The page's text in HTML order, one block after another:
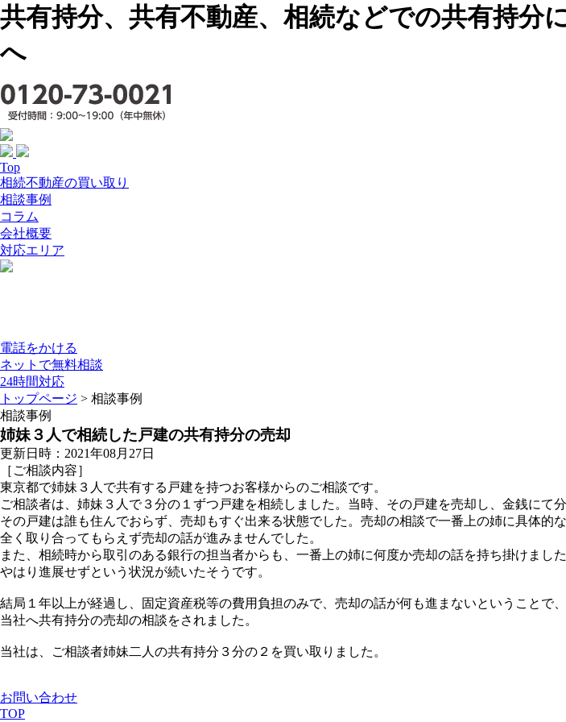
共有持分、共有不動産、相続などでの共有持分
へ
Top
相続不動産の買い取り
相談事例
コラム
会社概要
対応エリア
電話をかける
ネットで無料相談
24時間対応
トップページ > 相談事例
相談事例
姉妹３人で相続した戸建の共有持分の売却
更新日時：2021年08月27日
［ご相談内容］
東京都で姉妹３人で共有する戸建を持つお客様からのご相談です。
ご相談者は、姉妹３人で３分の１ずつ戸建を相続しました。当時、その戸建を売却し、金銭にて
その戸建は誰も住んでおらず、売却もすぐ出来る状態でした。売却の相談で一番上の姉に具体的
全く取り合ってもらえず売却の話が進みませんでした。
また、相続時から取引のある銀行の担当者からも、一番上の姉に何度か売却の話を持ち掛けまし
やはり進展せずという状況が続いたそうです。
結局１年以上が経過し、固定資産税等の費用負担のみで、売却の話が何も進まないということで
当社へ共有持分の売却の相談をされました。
当社は、ご相談者姉妹二人の共有持分３分の２を買い取りました。
お問い合わせ
TOP